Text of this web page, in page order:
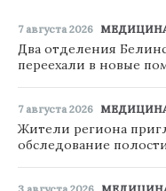
7 августа 2026
Два отделения
переехали в новые
7 августа 2026
Жители региона
обследование